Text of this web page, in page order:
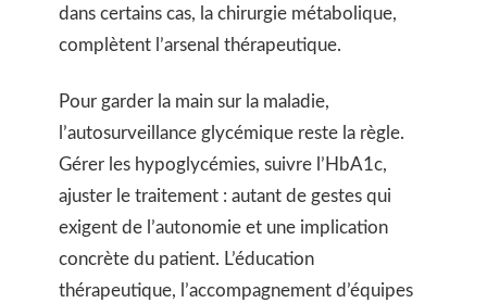
dans certains cas, la chirurgie métabolique,
complètent l’arsenal thérapeutique.
Pour garder la main sur la maladie,
l’autosurveillance glycémique reste la règle.
Gérer les hypoglycémies, suivre l’HbA1c,
ajuster le traitement : autant de gestes qui
exigent de l’autonomie et une implication
concrète du patient. L’éducation
thérapeutique, l’accompagnement d’équipes